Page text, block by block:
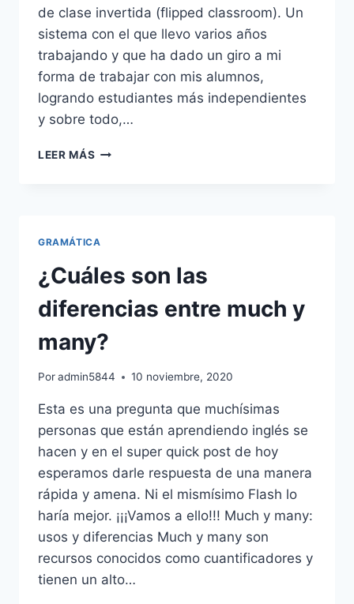
de clase invertida (flipped classroom). Un
sistema con el que llevo varios años
trabajando y que ha dado un giro a mi
forma de trabajar con mis alumnos,
logrando estudiantes más independientes
y sobre todo,…
LEER MÁS LOS
GRAMÁTICA
¿Cuáles son las
diferencias entre much y
many?
Poradmin5844 10 noviembre, 2020
Esta es una pregunta que muchísimas
personas que están aprendiendo inglés se
hacen y en el super quick post de hoy
esperamos darle respuesta de una manera
rápida y amena. Ni el mismísimo Flash lo
haría mejor. ¡¡¡Vamos a ello!!! Much y many:
usos y diferencias Much y many son
recursos conocidos como cuantificadores y
tienen un alto…